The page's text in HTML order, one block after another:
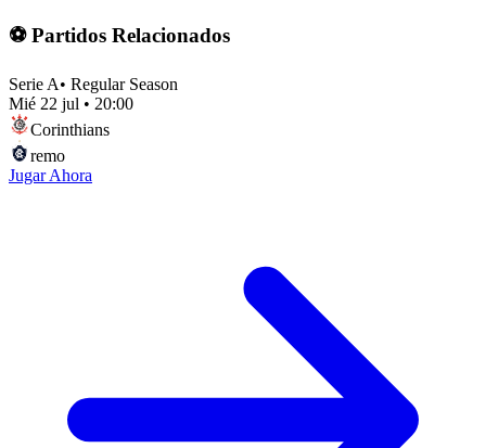
⚽ Partidos Relacionados
Serie A• Regular Season
Mié 22 jul • 20:00
Corinthians
remo
Jugar Ahora